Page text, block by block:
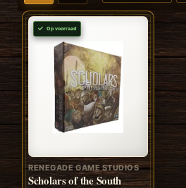
Op voorraad
RENEGADE GAME STUDIOS
Scholars of the South